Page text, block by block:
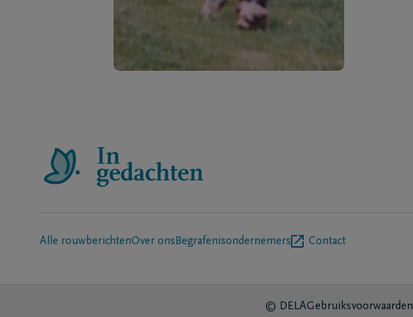
Alle rouwberichtenOver ons Begrafenisondernemers Contact
© DELAGebruiksvoorwaarden